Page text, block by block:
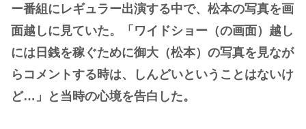
ー番組にレギュラー出演する中で、松本の写真を画
面越しに見ていた。「ワイドショー（の画面）越し
には日銭を稼ぐために御大（松本）の写真を見なが
らコメントする時は、しんどいということはないけ
ど…」と当時の心境を告白した。